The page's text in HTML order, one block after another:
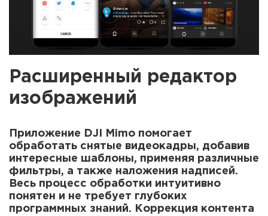
Расширенный редактор
изображений
Приложение DJI Mimo помогает
обработать снятые видеокадры, добавив
интересные шаблоны, применяя различные
фильтры, а также наложения надписей.
Весь процесс обработки интуитивно
понятен и не требует глубоких
программных знаний. Коррекция контента